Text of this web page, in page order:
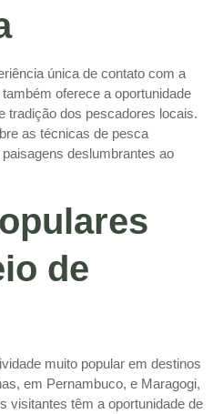
única de contato com a
oferece a oportunidade
tradição dos pescadores locais.
as técnicas de pesca
deslumbrantes ao
de
muito popular em destinos
em Pernambuco, e Maragogi,
visitantes têm a oportunidade de